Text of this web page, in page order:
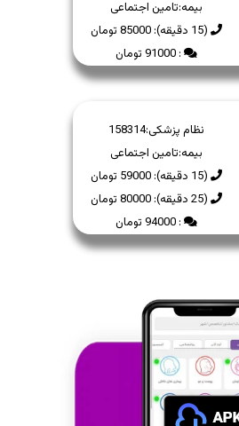
بیمه:تامین اجتماعی
(15 دقیقه): 85000 تومان
: 91000 تومان
نظام پزشکی:158314
بیمه:تامین اجتماعی
(15 دقیقه): 59000 تومان
(25 دقیقه): 80000 تومان
: 94000 تومان